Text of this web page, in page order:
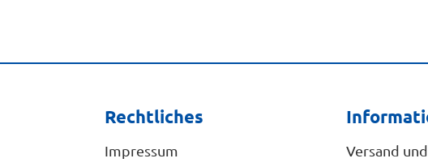
Rechtliches
Impressum
Versand